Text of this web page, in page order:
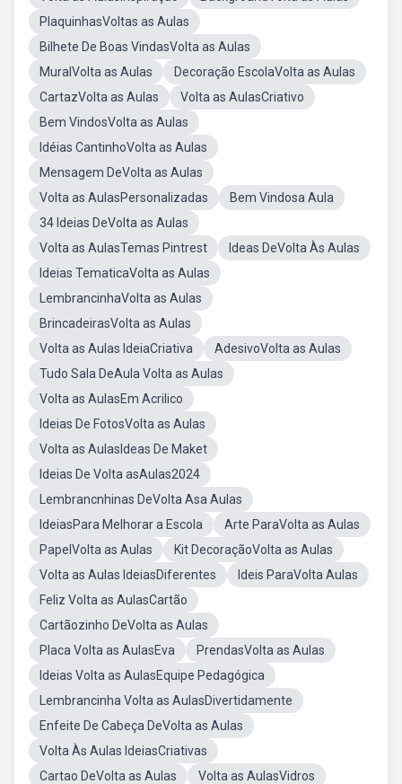
PlaquinhasVoltas as Aulas
Bilhete De Boas VindasVolta as Aulas
MuralVolta as Aulas
Decoração EscolaVolta as Aulas
CartazVolta as Aulas
Volta as AulasCriativo
Bem VindosVolta as Aulas
Idéias CantinhoVolta as Aulas
Mensagem DeVolta as Aulas
Volta as AulasPersonalizadas
Bem Vindosa Aula
34 Ideias DeVolta as Aulas
Volta as AulasTemas Pintrest
Ideas DeVolta Às Aulas
Ideias TematicaVolta as Aulas
LembrancinhaVolta as Aulas
BrincadeirasVolta as Aulas
Volta as Aulas IdeiaCriativa
AdesivoVolta as Aulas
Tudo Sala DeAula Volta as Aulas
Volta as AulasEm Acrilico
Ideias De FotosVolta as Aulas
Volta as AulasIdeas De Maket
Ideias De Volta asAulas2024
Lembrancnhinas DeVolta Asa Aulas
IdeiasPara Melhorar a Escola
Arte ParaVolta as Aulas
PapelVolta as Aulas
Kit DecoraçãoVolta as Aulas
Volta as Aulas IdeiasDiferentes
Ideis ParaVolta Aulas
Feliz Volta as AulasCartão
Cartãozinho DeVolta as Aulas
Placa Volta as AulasEva
PrendasVolta as Aulas
Ideias Volta as AulasEquipe Pedagógica
Lembrancinha Volta as AulasDivertidamente
Enfeite De Cabeça DeVolta as Aulas
Volta Às Aulas IdeiasCriativas
Cartao DeVolta as Aulas
Volta as AulasVidros